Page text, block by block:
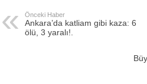
Önceki Haber
Ankara’da katliam gibi kaza: 6
ölü, 3 yaralı!.